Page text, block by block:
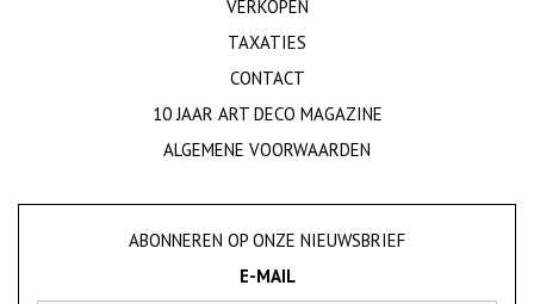
VERKOPEN
TAXATIES
CONTACT
10 JAAR ART DECO MAGAZINE
ALGEMENE VOORWAARDEN
ABONNEREN OP ONZE NIEUWSBRIEF
E-MAIL